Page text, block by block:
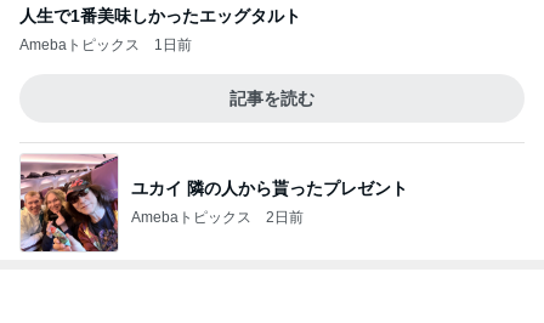
人生で1番美味しかったエッグタルト
Amebaトピックス 1日前
記事を読む
ユカイ 隣の人から貰ったプレゼント
Amebaトピックス 2日前